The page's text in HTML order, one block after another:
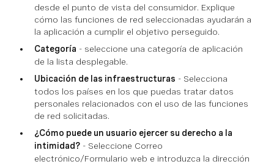
desde el punto de vista del consumidor. Explique
cómo las funciones de red seleccionadas ayudarán a
la aplicación a cumplir el objetivo perseguido.
Categoría - seleccione una categoría de aplicación
de la lista desplegable.
Ubicación de las infraestructuras - Selecciona
todos los países en los que puedas tratar datos
personales relacionados con el uso de las funciones
de red solicitadas.
¿Cómo puede un usuario ejercer su derecho a la
intimidad? - Seleccione Correo
electrónico/Formulario web e introduzca la dirección